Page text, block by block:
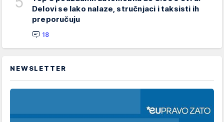
Delovi se lako nalaze, stručnjaci i taksisti ih
preporučuju
18
NEWSLETTER